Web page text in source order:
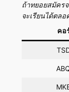
ถ้าทยอยสมัคร
จะเรียนได้ตล
คอ